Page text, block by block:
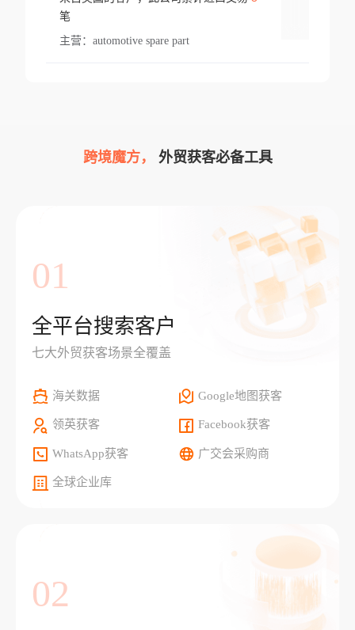
笔
主营： automotive spare part
跨境魔方， 外贸获客必备工具
01
全平台搜索客户
七大外贸获客场景全覆盖
海关数据 Google地图获客
领英获客 Facebook获客
WhatsApp获客 广交会采购商
全球企业库
02